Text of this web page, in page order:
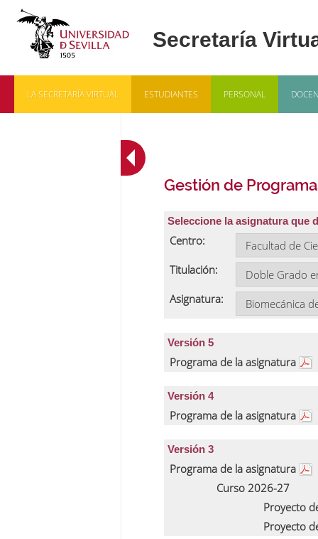
LA SECRETARÍA VIRTUAL ESTUDIANTES PERSONAL
Gestión de
Seleccione la asignatura que
Centro:
Titulación:
Asignatura:
Versión 5
Programa de la asignatura
Versión 4
Programa de la asignatura
Versión 3
Programa de la asignatura
Curso 2026-27
Proyecto
Proyecto